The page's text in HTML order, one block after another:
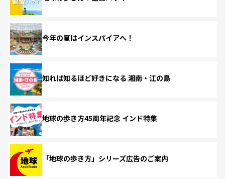
今年の夏はインスパイアへ！
知れば知るほど好きになる 湘南・江の島
地球の歩き方45周年記念 インド特集
「地球の歩き方」シリーズ広告のご案内